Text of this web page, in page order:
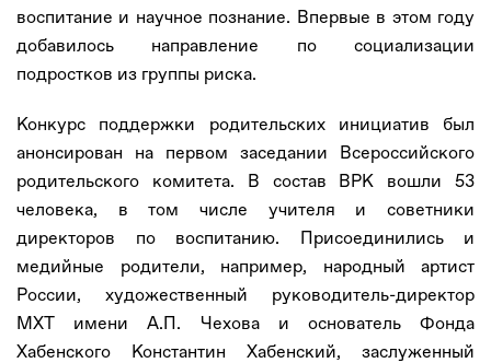
воспитание и научное познание. Впервые в этом году
добавилось направление по социализации
подростков из группы риска.
Конкурс поддержки родительских инициатив был
анонсирован на первом заседании Всероссийского
родительского комитета. В состав ВРК вошли 53
человека, в том числе учителя и советники
директоров по воспитанию. Присоединились и
медийные родители, например, народный артист
России, художественный руководитель-директор
МХТ имени А.П. Чехова и основатель Фонда
Хабенского Константин Хабенский, заслуженный